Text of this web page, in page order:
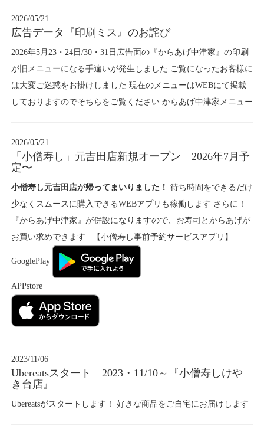
2026/05/21
広告データ『印刷ミス』のお詫び
2026年5月23・24日/30・31日広告面の『からあげ中津家』の印刷
が旧メニューになる手違いが発生しました ご覧になったお客様に
は大変ご迷惑をお掛けしました 現在のメニューはWEBにて掲載
しておりますのでそちらをご覧ください からあげ中津家メニュー
2026/05/21
「小僧寿し」元吉田店新規オープン 2026年7月予
定〜
小僧寿し元吉田店が帰ってまいりました！ 待ち時間をできるだけ
少なくスムースに購入できるWEBアプリも稼働します さらに！
『からあげ中津家』が併設になりますので、お寿司とからあげが
お買い求めできます 【小僧寿し事前予約サービスアプリ】
GooglePlay
APPstore
2023/11/06
Ubereatsスタート 2023・11/10～『小僧寿しけや
き台店』
Ubereatsがスタートします！ 好きな商品をご自宅にお届けします